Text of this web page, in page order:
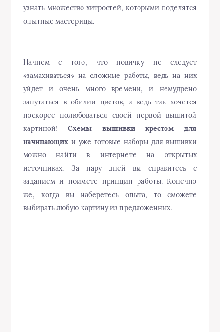
узнать множество хитростей, которыми поделятся
опытные мастерицы.
Начнем с того, что новичку не следует
«замахиваться» на сложные работы, ведь на них
уйдет и очень много времени, и немудрено
запутаться в обилии цветов, а ведь так хочется
поскорее полюбоваться своей первой вышитой
картиной! Схемы вышивки крестом для
начинающих и уже готовые наборы для вышивки
можно найти в интернете на открытых
источниках. За пару дней вы справитесь с
заданием и поймете принцип работы. Конечно
же, когда вы наберетесь опыта, то сможете
выбирать любую картину из предложенных.